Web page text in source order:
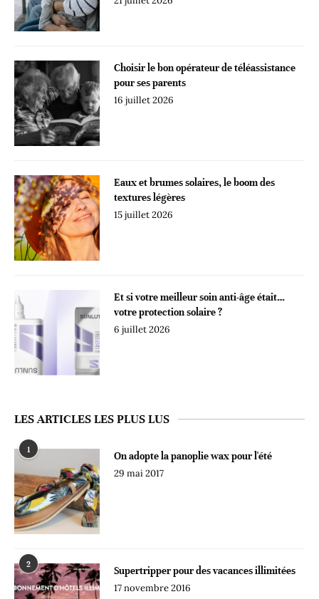
Choisir le bon opérateur de téléassistance
pour ses parents
16 juillet 2026
Eaux et brumes solaires, le boom des
textures légères
15 juillet 2026
Et si votre meilleur soin anti-âge était…
votre protection solaire ?
6 juillet 2026
LES ARTICLES LES PLUS LUS
1
On adopte la panoplie wax pour l'été
29 mai 2017
2
Supertripper pour des vacances illimitées
17 novembre 2016